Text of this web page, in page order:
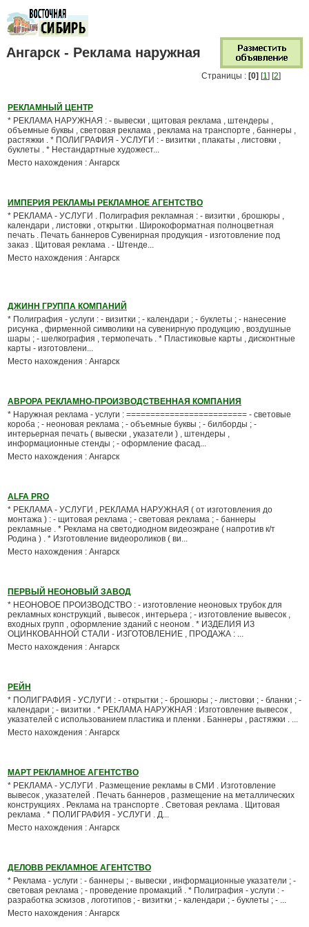
Ангарск - Реклама наружная
Страницы : [0] [1] [2]
РЕКЛАМНЫЙ ЦЕНТР
* РЕКЛАМА НАРУЖНАЯ : - вывески , щитовая реклама , штендеры ,
объемные буквы , световая реклама , реклама на транспорте , баннеры ,
растяжки . * ПОЛИГРАФИЯ - УСЛУГИ : - визитки , плакаты , листовки ,
буклеты . * Нестандартные художест...
Место нахождения : Ангарск
ИМПЕРИЯ РЕКЛАМЫ РЕКЛАМНОЕ АГЕНТСТВО
* РЕКЛАМА - УСЛУГИ . Полиграфия рекламная : - визитки , брошюры ,
календари , листовки , открытки . Широкоформатная полноцветная
печать . Печать баннеров Сувенирная продукция - изготовление под
заказ . Щитовая реклама . - Штенде...
Место нахождения : Ангарск
ДЖИНН ГРУППА КОМПАНИЙ
* Полиграфия - услуги : - визитки ; - календари ; - буклеты ; - нанесение
рисунка , фирменной символики на сувенирную продукцию , воздушные
шары ; - шелкография , термопечать . * Пластиковые карты , дисконтные
карты - изготовлени...
Место нахождения : Ангарск
АВРОРА РЕКЛАМНО-ПРОИЗВОДСТВЕННАЯ КОМПАНИЯ
* Наружная реклама - услуги : ========================= - световые
короба ; - неоновая реклама ; - объемные буквы ; - билборды ; -
интерьерная печать ( вывески , указатели ) , штендеры ,
информационные стенды ; - оформление фасад...
Место нахождения : Ангарск
ALFA PRO
* РЕКЛАМА - УСЛУГИ , РЕКЛАМА НАРУЖНАЯ ( от изготовления до
монтажа ) : - щитовая реклама ; - световая реклама ; - баннеры
рекламные . * Реклама на светодиодном видеоэкране ( напротив к/т
Родина ) . * Изготовление видеороликов ( ви...
Место нахождения : Ангарск
ПЕРВЫЙ НЕОНОВЫЙ ЗАВОД
* НЕОНОВОЕ ПРОИЗВОДСТВО : - изготовление неоновых трубок для
рекламных конструкций , вывесок , интерьера ; - изготовление вывесок ,
входных групп , оформление зданий с неоном . * ИЗДЕЛИЯ ИЗ
ОЦИНКОВАННОЙ СТАЛИ - ИЗГОТОВЛЕНИЕ , ПРОДАЖА : ...
Место нахождения : Ангарск
РЕЙН
* ПОЛИГРАФИЯ - УСЛУГИ : - открытки ; - брошюры ; - листовки ; - бланки ; -
календари ; - визитки . * РЕКЛАМА НАРУЖНАЯ : Изготовление вывесок ,
указателей с использованием пластика и пленки . Баннеры , растяжки . ...
Место нахождения : Ангарск
МАРТ РЕКЛАМНОЕ АГЕНТСТВО
* РЕКЛАМА - УСЛУГИ . Размещение рекламы в СМИ . Изготовление
вывесок , указателей . Печать баннеров , размещение на металлических
конструкциях . Реклама на транспорте . Световая реклама . Щитовая
реклама . * ПОЛИГРАФИЯ - УСЛУГИ . Д...
Место нахождения : Ангарск
ДЕЛОВВ РЕКЛАМНОЕ АГЕНТСТВО
* Реклама - услуги : - баннеры ; - вывески , информационные указатели ; -
световая реклама ; - проведение промакций . * Полиграфия - услуги : -
разработка эскизов , логотипов ; - визитки ; - календари ; - буклеты ; - ...
Место нахождения : Ангарск